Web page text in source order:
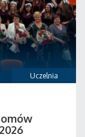
Uczelnia